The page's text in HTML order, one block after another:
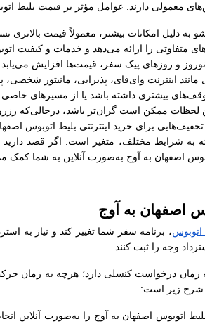
معمولی دارند. عوامل مؤثر بر قیمت بلیط
را ارائه می‌دهد و خدمات و کیفیت
و روزهای پیک سفر، قیمت‌ها افزایش
مانند اینترنت وای‌فای، پذیرایی، مانیتور
بیشتری داشته باشد یا از مسیرهای
لحظات ممکن است گران‌تر باشد، درحالی‌که رزرو
برای خرید اینترنتی بلیط اتوبوس
به شرایط مختلف، متغیر است. اگر قصد
اصفهان به آوج به‌صورت آنلاین به شما کمک
اصفهان به آوج
اتوبوس، برنامه سفر شما تغییر کند و نیاز به
وجه را ثبت کنند.
زمان درخواست کنسلی دارد؛ هرچه به زمان
شرح زیر است:
اتوبوس اصفهان به آوج را به‌صورت آنلاین